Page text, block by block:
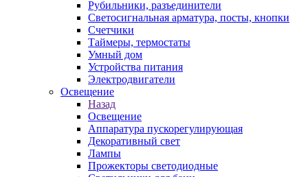
Рубильники, разъединители
Светосигнальная арматура, посты, кнопки
Счетчики
Таймеры, термостаты
Умный дом
Устройства питания
Электродвигатели
Освещение
Назад
Освещение
Аппаратура пускорегулирующая
Декоративный свет
Лампы
Прожекторы светодиодные